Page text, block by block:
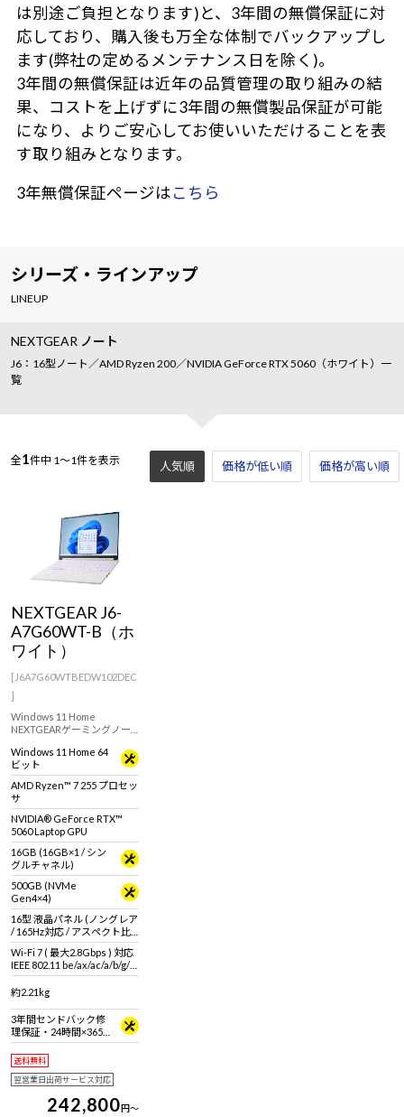
は別途ご負担となります)と、3年間の無償保証に対
応しており、購入後も万全な体制でバックアップし
ます(弊社の定めるメンテナンス日を除く)。
3年間の無償保証は近年の品質管理の取り組みの結
果、コストを上げずに3年間の無償製品保証が可能
になり、よりご安心してお使いいただけることを表
す取り組みとなります。
3年無償保証ページはこちら
シリーズ・ラインアップ
LINEUP
NEXTGEAR ノート
J6：16型ノート／AMD Ryzen 200／NVIDIA GeForce RTX 5060（ホワイト）一
覧
全1件中 1～1件を表示 人気順 価格が低い順 価格が高い順
NEXTGEAR J6-
A7G60WT-B（ホ
ワイト）
[J6A7G60WTBEDW102DEC
]
Windows 11 Home
NEXTGEARゲーミングノー
ーズ搭載モデルが登場！筐
体デザインの外観を白一色
に。シャープな筐体に最新
のスペックを搭載。
Windows 11 Home 64
ビット
AMD Ryzen™ 7 255 プロセッ
サ
NVIDIA® GeForce RTX™
5060 Laptop GPU
16GB (16GB×1 / シン
グルチャネル)
500GB (NVMe
Gen4×4)
16型 液晶パネル (ノングレア
/ 165Hz対応 / アスペクト比
16:10)
Wi-Fi 7 ( 最大2.8Gbps ) 対応
IEEE 802.11 be/ax/ac/a/b/g/n
準拠 ＋ Bluetooth 5内蔵
約2.21kg
3年間センドバック修
理保証・24時間×365
日電話サポート
送料無料
翌営業日出荷サービス対応
242,800円～